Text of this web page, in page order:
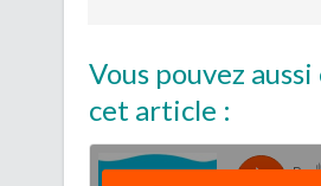
Vous pouvez
cet article :